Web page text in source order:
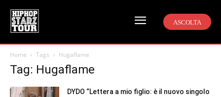
ASCOLTA
Home Tags Hugaflame
Tag: Hugaflame
DYDO “Lettera a mio figlio: è il nuovo singolo